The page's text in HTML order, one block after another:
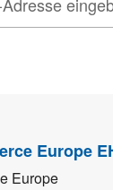
Europe